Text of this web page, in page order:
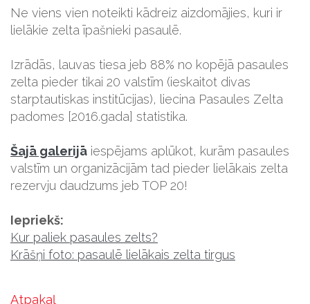
Ne viens vien noteikti kādreiz aizdomājies, kuri ir
lielākie zelta īpašnieki pasaulē.
Izrādās, lauvas tiesa jeb 88% no kopējā pasaules
zelta pieder tikai 20 valstīm (ieskaitot divas
starptautiskas institūcijas), liecina Pasaules Zelta
padomes [2016.gada] statistika.
Šajā galerijā iespējams aplūkot, kurām pasaules
valstīm un organizācijām tad pieder lielākais zelta
rezervju daudzums jeb TOP 20!
Iepriekš:
Kur paliek pasaules zelts?
Krāšņi foto: pasaulē lielākais zelta tirgus
Atpakaļ